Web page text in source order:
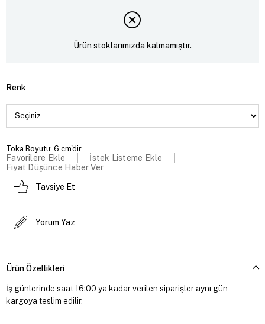
Ürün stoklarımızda kalmamıştır.
Renk
Toka Boyutu: 6 cm'dir.
Favorilere Ekle
İstek Listeme Ekle
Fiyat Düşünce Haber Ver
Tavsiye Et
Yorum Yaz
Ürün Özellikleri
İş günlerinde saat 16:00 ya kadar verilen siparişler aynı gün
kargoya teslim edilir.